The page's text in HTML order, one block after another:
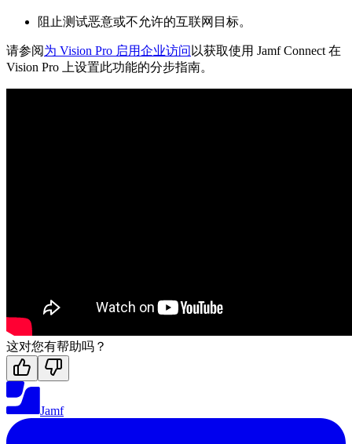
阻止测试恶意或不允许的互联网目标。
请参阅为 Vision Pro 启用企业访问 以获取使用 Jamf Connect 在
Vision Pro 上设置此功能的分步指南。
这对您有帮助吗？
Jamf